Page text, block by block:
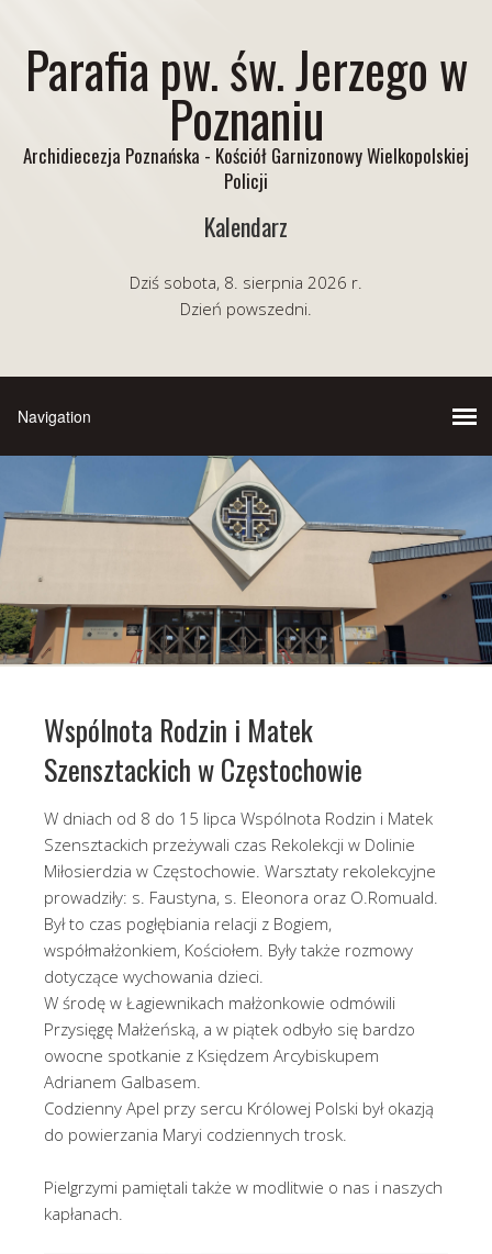
Parafia pw. św. Jerzego w
Poznaniu
Archidiecezja Poznańska - Kościół Garnizonowy Wielkopolskiej
Policji
Kalendarz
Dziś sobota, 8. sierpnia 2026 r.
Dzień powszedni.
Wspólnota Rodzin i Matek
Szensztackich w Częstochowie
W dniach od 8 do 15 lipca Wspólnota Rodzin i Matek
Szensztackich przeżywali czas Rekolekcji w Dolinie
Miłosierdzia w Częstochowie. Warsztaty rekolekcyjne
prowadziły: s. Faustyna, s. Eleonora oraz O.Romuald.
Był to czas pogłębiania relacji z Bogiem,
współmałżonkiem, Kościołem. Były także rozmowy
dotyczące wychowania dzieci.
W środę w Łagiewnikach małżonkowie odmówili
Przysięgę Małżeńską, a w piątek odbyło się bardzo
owocne spotkanie z Księdzem Arcybiskupem
Adrianem Galbasem.
Codzienny Apel przy sercu Królowej Polski był okazją
do powierzania Maryi codziennych trosk.
Pielgrzymi pamiętali także w modlitwie o nas i naszych
kapłanach.